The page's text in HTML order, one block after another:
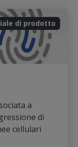
di prodotto
a
di
cellulari